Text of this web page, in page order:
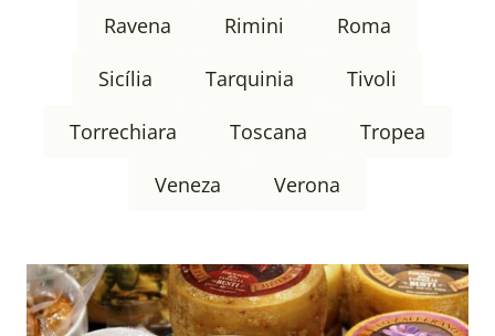
Ravena
Rimini
Roma
Sicília
Tarquinia
Tivoli
Torrechiara
Toscana
Tropea
Veneza
Verona